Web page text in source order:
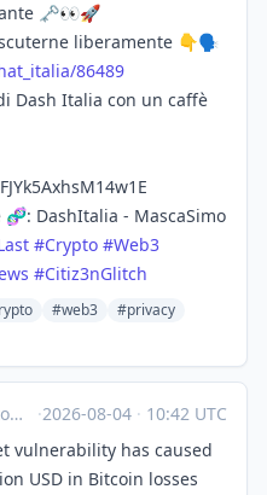
🗝👀🚀
liberamente 👇🗣
86489
Dash Italia con un caffè
DashItalia - MascaSimo
#Crypto #Web3
#Citiz3nGlitch
#web3
#privacy
·2026-08-04 · 10:42 UTC
vulnerability has caused
USD in Bitcoin losses